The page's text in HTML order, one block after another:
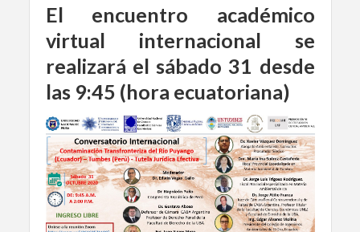
El encuentro académico
virtual internacional se
realizará el sábado 31 desde
las 9:45 (hora ecuatoriana)